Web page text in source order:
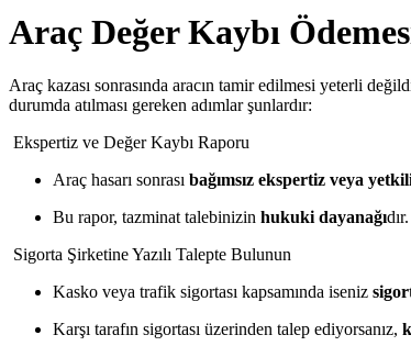
Araç Değer Kaybı
Araç kazası sonrasında aracın tamir edilmesi yeterli
durumda atılması gereken adımlar şunlardır:
Ekspertiz ve Değer Kaybı Raporu
Araç hasarı sonrası bağımsız ekspertiz veya
Bu rapor, tazminat talebinizin hukuki dayanağıdır.
Sigorta Şirketine Yazılı Talepte Bulunun
Kasko veya trafik sigortası kapsamında iseniz
Karşı tarafın sigortası üzerinden talep ediyorsanız,